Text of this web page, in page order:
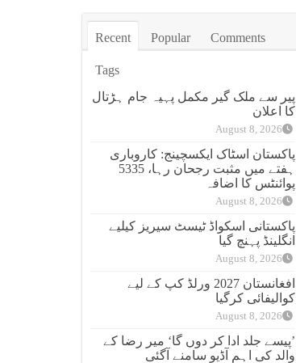
Recent Popular Comments
Tags
پیر سے ملک گیر مکمل پہیہ جام ہڑتال
کا اعلان
August 8, 2026
پاکستان اسٹاک ایکسچینج: کاروباری
ہفتے میں مثبت رجحان رہا، 5335
پوائنٹس کا اضافہ
August 8, 2026
پاکستانی اسکواڈ ٹیسٹ سیریز کیلیے
انگلینڈ پہنچ گیا
August 8, 2026
افغانستان 2027 ورلڈ کپ کے لیے
کوالیفائی کرگیا
August 8, 2026
’پیسے جلد ادا کر دوں گا‘ میر رضا کے
والد کی اہم آڈیو سامنے آگئی